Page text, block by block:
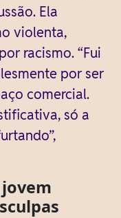
Ela
violenta,
racismo. “Fui
por ser
comercial.
só a